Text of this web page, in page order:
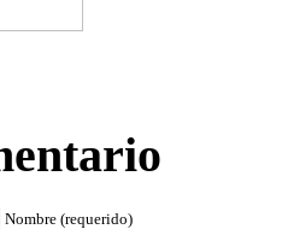
Nombre (requerido)